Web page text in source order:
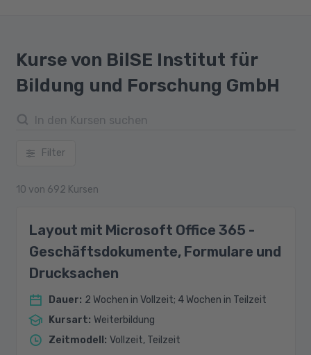
Kurse von BilSE Institut für
Bildung und Forschung GmbH
Filter
10 von 692 Kursen
Layout mit Microsoft Office 365 -
Geschäftsdokumente, Formulare und
Drucksachen
Dauer: 2 Wochen in Vollzeit; 4 Wochen in Teilzeit
Kursart: Weiterbildung
Zeitmodell : Vollzeit, Teilzeit